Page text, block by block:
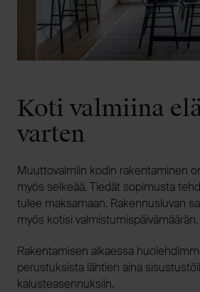
Koti valmiina
varten
Muuttovalmiin kodin rakentaminen
myös selkeää. Tiedät sopimusta
tulee maksamaan. Rakennusluvan
myös kotisi valmistumispäivämäärän.
Rakentamisen alkaessa
perustuksista lähtien aina
kalusteasennuksiin.